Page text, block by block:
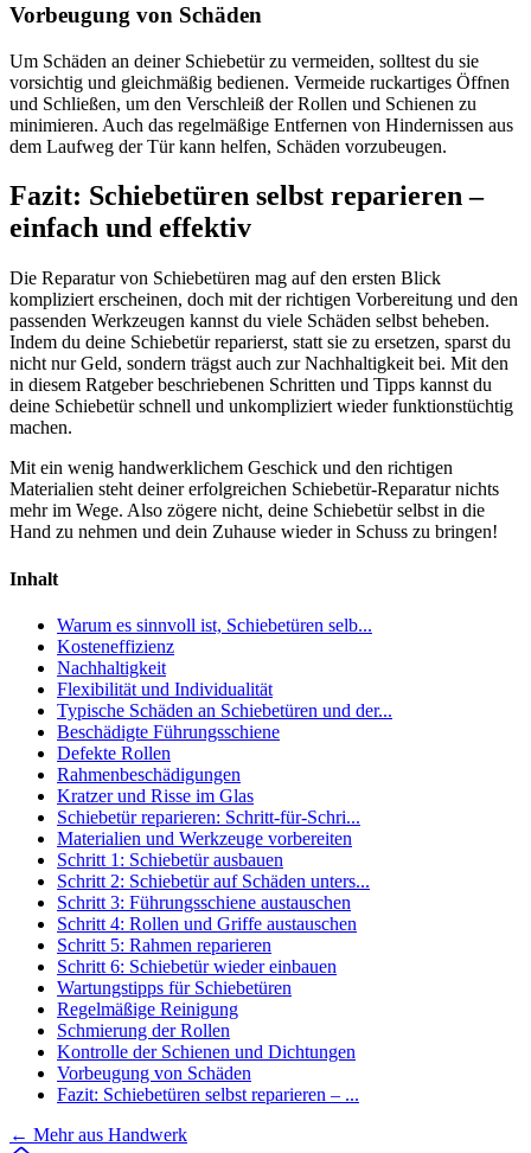
Vorbeugung von Schäden
Um Schäden an deiner Schiebetür zu vermeiden, solltest du sie
vorsichtig und gleichmäßig bedienen. Vermeide ruckartiges Öffnen
und Schließen, um den Verschleiß der Rollen und Schienen zu
minimieren. Auch das regelmäßige Entfernen von Hindernissen aus
dem Laufweg der Tür kann helfen, Schäden vorzubeugen.
Fazit: Schiebetüren selbst reparieren –
einfach und effektiv
Die Reparatur von Schiebetüren mag auf den ersten Blick
kompliziert erscheinen, doch mit der richtigen Vorbereitung und den
passenden Werkzeugen kannst du viele Schäden selbst beheben.
Indem du deine Schiebetür reparierst, statt sie zu ersetzen, sparst du
nicht nur Geld, sondern trägst auch zur Nachhaltigkeit bei. Mit den
in diesem Ratgeber beschriebenen Schritten und Tipps kannst du
deine Schiebetür schnell und unkompliziert wieder funktionstüchtig
machen.
Mit ein wenig handwerklichem Geschick und den richtigen
Materialien steht deiner erfolgreichen Schiebetür-Reparatur nichts
mehr im Wege. Also zögere nicht, deine Schiebetür selbst in die
Hand zu nehmen und dein Zuhause wieder in Schuss zu bringen!
Inhalt
Warum es sinnvoll ist, Schiebetüren selb...
Kosteneffizienz
Nachhaltigkeit
Flexibilität und Individualität
Typische Schäden an Schiebetüren und der...
Beschädigte Führungsschiene
Defekte Rollen
Rahmenbeschädigungen
Kratzer und Risse im Glas
Schiebetür reparieren: Schritt-für-Schri...
Materialien und Werkzeuge vorbereiten
Schritt 1: Schiebetür ausbauen
Schritt 2: Schiebetür auf Schäden unters...
Schritt 3: Führungsschiene austauschen
Schritt 4: Rollen und Griffe austauschen
Schritt 5: Rahmen reparieren
Schritt 6: Schiebetür wieder einbauen
Wartungstipps für Schiebetüren
Regelmäßige Reinigung
Schmierung der Rollen
Kontrolle der Schienen und Dichtungen
Vorbeugung von Schäden
Fazit: Schiebetüren selbst reparieren – ...
← Mehr aus Handwerk